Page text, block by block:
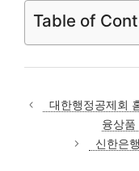
Table of
대한행정공제회
융상
신한은